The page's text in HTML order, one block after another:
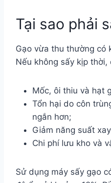
Tại sao phải
Gạo vừa thu thường có
Nếu không sấy kịp thời,
Mốc, ôi thiu và hạt
Tổn hại do côn
ngắn hơn;
Giảm năng suất
Chi phí lưu kho và
Sử dụng máy sấy gạo